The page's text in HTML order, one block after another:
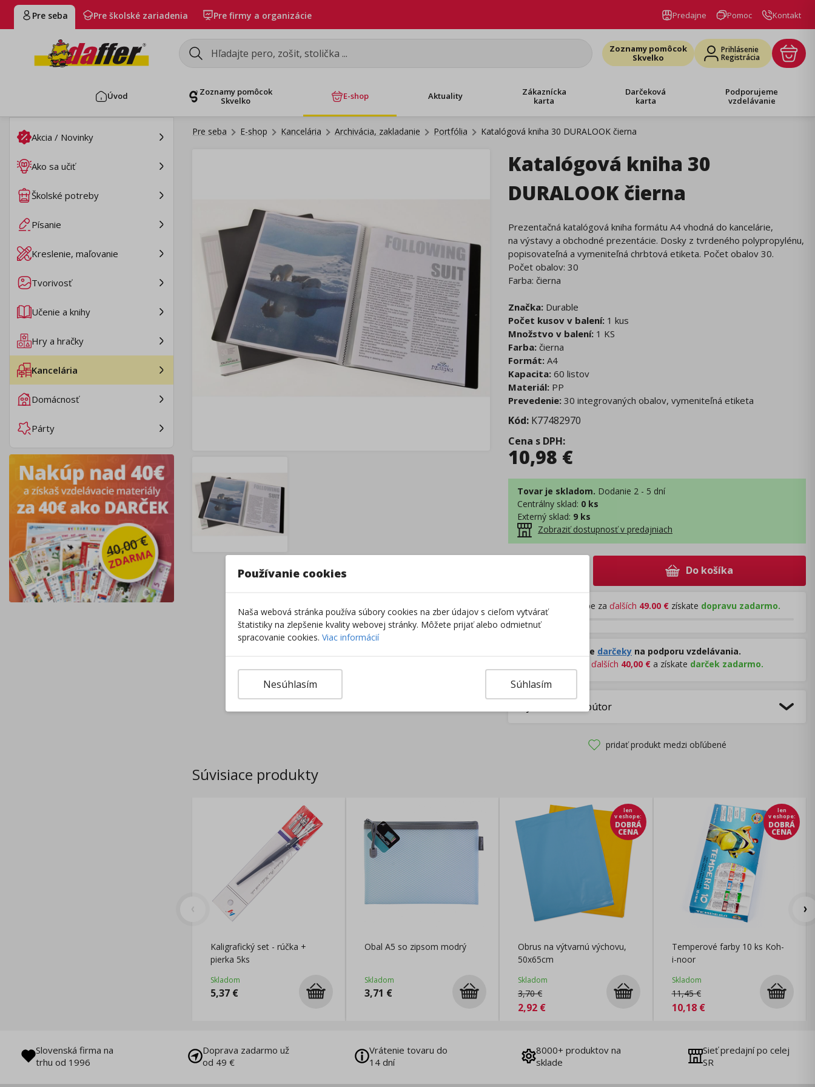
Pre seba Pre školské zariadenia Pre firmy a organizácie Predajne Pomoc Kontakt
Zoznamy pomôcok
Skvelko
Prihlásenie
Registrácia
Úvod
Zoznamy pomôcok
Skvelko
E-shop Aktuality
Zákaznícka
karta
Darčeková
karta
Podporujeme
vzdelávanie
Akcia / Novinky
Ako sa učiť
Školské potreby
Písanie
Kreslenie, maľovanie
Tvorivosť
Učenie a knihy
Hry a hračky
Kancelária
Domácnosť
Párty
Pre seba E-shop Kancelária Archivácia, zakladanie Portfólia Katalógová kniha 30 DURALOOK čierna
Katalógová kniha 30
DURALOOK čierna
Prezentačná katalógová kniha formátu A4 vhodná do kancelárie,
na výstavy a obchodné prezentácie. Dosky z tvrdeného polypropylénu,
popisovateľná a vymeniteľná chrbtová etiketa. Počet obalov 30.
Počet obalov: 30
Farba: čierna
Značka: Durable
Počet kusov v balení: 1 kus
Množstvo v balení: 1 KS
Farba: čierna
Formát: A4
Kapacita: 60 listov
Materiál: PP
Prevedenie: 30 integrovaných obalov, vymeniteľná etiketa
Kód: K77482970
Cena s DPH:
10,98 €
Tovar je skladom. Dodanie 2 - 5 dní
Centrálny sklad: 0 ks
Externý sklad: 9 ks
Zobraziť dostupnosť v predajniach
Do košíka
Pri nákupe za ďalších 49.00 € získate dopravu zadarmo.
Rozdávame darčeky na podporu vzdelávania.
ďalších 40,00 € a získate darček zadarmo.
Výrobca/Distribútor
pridať produkt medzi obľúbené
Súvisiace produkty
Kaligrafický set - rúčka +
pierka 5ks
Skladom
5,37 €
Obal A5 so zipsom modrý
Skladom
3,71 €
len
v eshope:
DOBRÁ
CENA
Obrus na výtvarnú výchovu,
50x65cm
Skladom
3,70€
2,92 €
len
v eshope:
DOBRÁ
CENA
Temperové farby 10 ks Koh-
i-noor
Skladom
11,45€
10,18€
Slovenská firma na
trhu od 1996
Doprava zadarmo už
od 49 €
Vrátenie tovaru do
14 dní
8000+ produktov na
sklade
Sieť predajní po celej
SR
Používanie cookies
Naša webová stránka používa súbory cookies na zber údajov s cieľom vytvárať
štatistiky na zlepšenie kvality webovej stránky. Môžete prijať alebo odmietnuť
spracovanie cookies. Viac informácií
Súhlasím
Nesúhlasím